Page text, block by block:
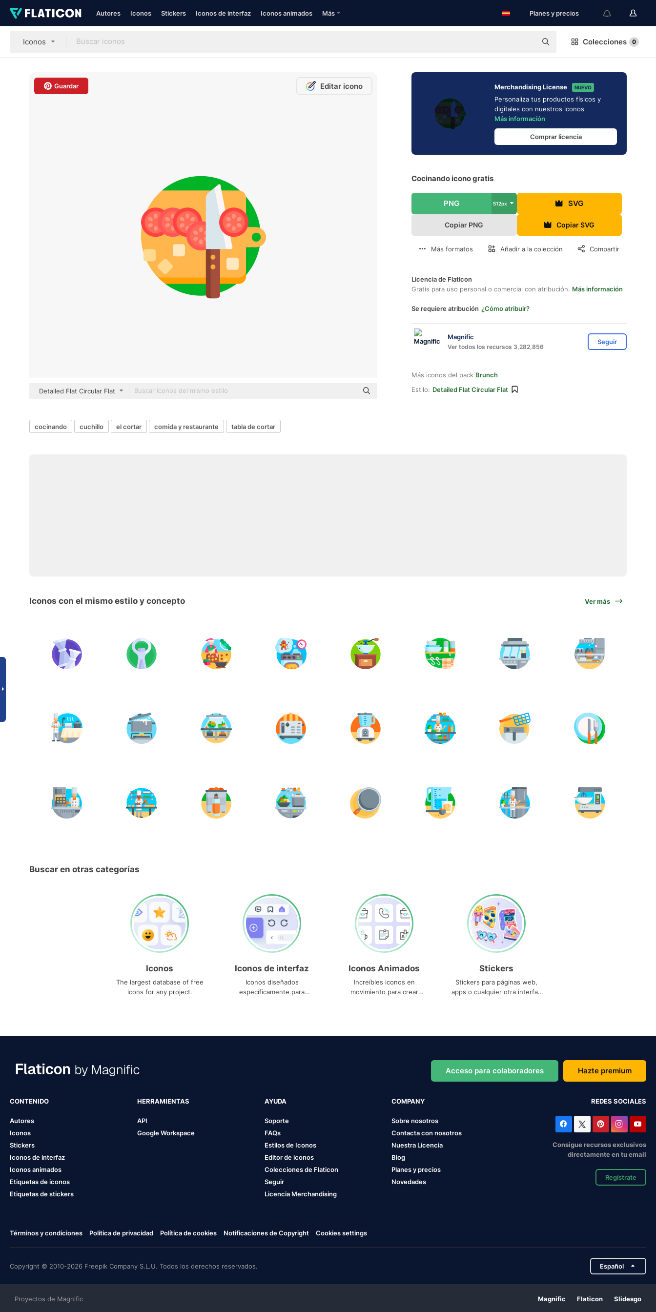
Autores Iconos Stickers Iconos de interfaz Iconos animados Más Planes y precios
Iconos Colecciones 0
Guardar Editar icono
Detailed Flat Circular Flat
Merchandising License NUEVO
Personaliza tus productos físicos y
digitales con nuestros iconos
Más información
Comprar licencia
Cocinando icono gratis
PNG 512px SVG
Copiar PNG Copiar SVG
Más formatos Añadir a la colección Compartir
Licencia de Flaticon
Gratis para uso personal o comercial con atribución. Más información
Se requiere atribución ¿Cómo atribuir?
Magnific
Ver todos los recursos 3,282,856
Seguir
Más iconos del pack Brunch
Estilo: Detailed Flat Circular Flat
cocinando cuchillo el cortar comida y restaurante tabla de cortar
Iconos con el mismo estilo y concepto Ver más
Buscar en otras categorías
Iconos
The largest database of free
icons for any project.
Iconos de interfaz
Iconos diseñados
específicamente para
Iconos Animados
Increíbles iconos en
movimiento para crear
Stickers
Stickers para páginas web,
apps o cualquier otra interfaz
Acceso para colaboradores Hazte premium
CONTENIDO
Autores
Iconos
Stickers
Iconos de interfaz
Iconos animados
Etiquetas de iconos
Etiquetas de stickers
HERRAMIENTAS
API
Google Workspace
AYUDA
Soporte
FAQs
Estilos de Iconos
Editor de iconos
Colecciones de Flaticon
Seguir
Licencia Merchandising
COMPANY
Sobre nosotros
Contacta con nosotros
Nuestra Licencia
Blog
Planes y precios
Novedades
REDES SOCIALES
Consigue recursos exclusivos
directamente en tu email
Regístrate
Términos y condiciones Política de privacidad Política de cookies Notificaciones de Copyright Cookies settings
Copyright © 2010-2026 Freepik Company S.L.U. Todos los derechos reservados. Español
Proyectos de Magnific Magnific Flaticon Slidesgo